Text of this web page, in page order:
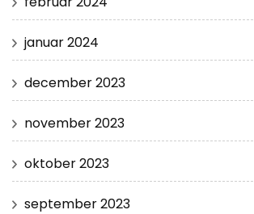
januar 2024
december 2023
november 2023
oktober 2023
september 2023